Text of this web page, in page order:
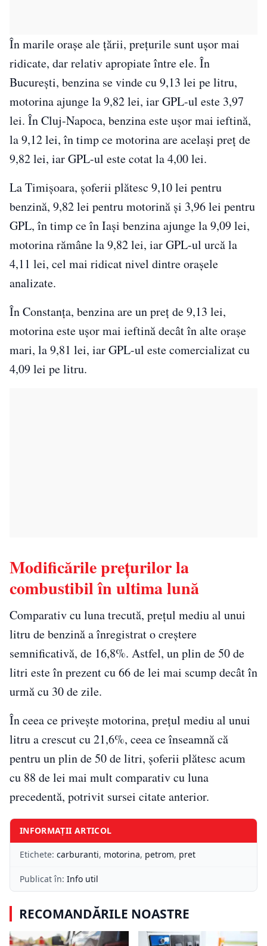
În marile orașe ale țării, prețurile sunt ușor mai
ridicate, dar relativ apropiate între ele. În
București, benzina se vinde cu 9,13 lei pe litru,
motorina ajunge la 9,82 lei, iar GPL-ul este 3,97
lei. În Cluj-Napoca, benzina este ușor mai ieftină,
la 9,12 lei, în timp ce motorina are același preț de
9,82 lei, iar GPL-ul este cotat la 4,00 lei.
La Timișoara, șoferii plătesc 9,10 lei pentru
benzină, 9,82 lei pentru motorină și 3,96 lei pentru
GPL, în timp ce în Iași benzina ajunge la 9,09 lei,
motorina rămâne la 9,82 lei, iar GPL-ul urcă la
4,11 lei, cel mai ridicat nivel dintre orașele
analizate.
În Constanța, benzina are un preț de 9,13 lei,
motorina este ușor mai ieftină decât în alte orașe
mari, la 9,81 lei, iar GPL-ul este comercializat cu
4,09 lei pe litru.
Modificările prețurilor la
combustibil în ultima lună
Comparativ cu luna trecută, prețul mediu al unui
litru de benzină a înregistrat o creștere
semnificativă, de 16,8%. Astfel, un plin de 50 de
litri este în prezent cu 66 de lei mai scump decât în
urmă cu 30 de zile.
În ceea ce privește motorina, prețul mediu al unui
litru a crescut cu 21,6%, ceea ce înseamnă că
pentru un plin de 50 de litri, șoferii plătesc acum
cu 88 de lei mai mult comparativ cu luna
precedentă, potrivit sursei citate anterior.
INFORMAȚII ARTICOL
Etichete: carburanti, motorina, petrom, pret
Publicat în: Info util
RECOMANDĂRILE NOASTRE